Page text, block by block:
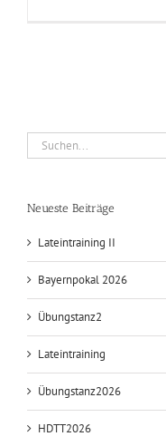
Suche
nach:
Neueste Beiträge
Lateintraining II
Bayernpokal 2026
Übungstanz2
Lateintraining
Übungstanz2026
HDTT2026